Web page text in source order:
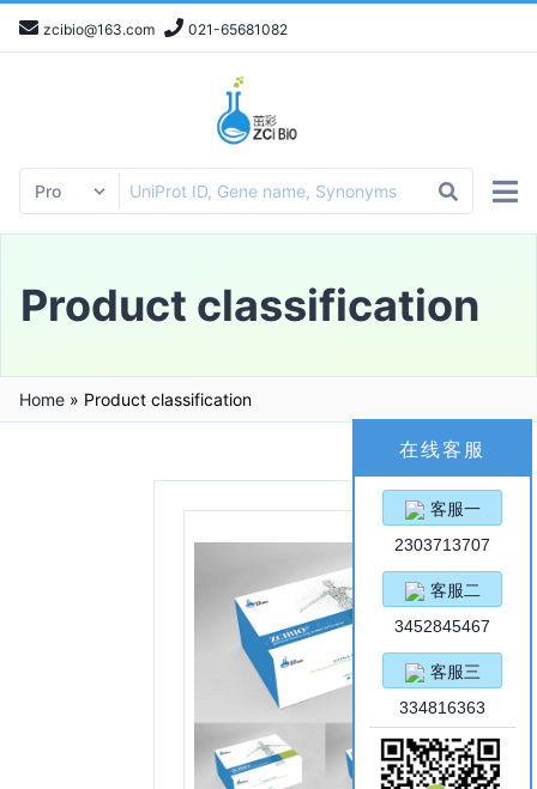
zcibio@163.com 021-65681082
Product classification
Home » Product classification
在线客服
客服一
2303713707
客服二
3452845467
客服三
334816363